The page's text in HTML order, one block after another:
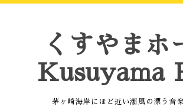
くすやまホ
Kusuyama
茅ヶ崎海岸にほど近い潮風の漂う音